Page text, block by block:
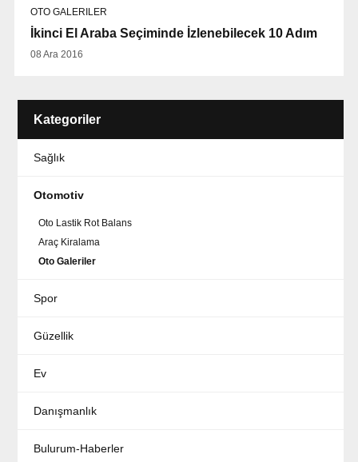
OTO GALERILER
İkinci El Araba Seçiminde İzlenebilecek 10 Adım
08 Ara 2016
Kategoriler
Sağlık
Otomotiv
Oto Lastik Rot Balans
Araç Kiralama
Oto Galeriler
Spor
Güzellik
Ev
Danışmanlık
Bulurum-Haberler